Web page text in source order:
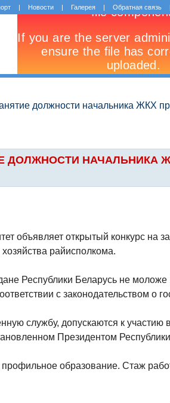
| Новости | Галерея | Обратная связь
должности начальника ЖКХ
ДОЛЖНОСТИ НАЧАЛЬНИКА
объявляет открытый конкурс на
райисполкома.
Республики Беларусь не
с законодательством о
службу, допускаются к участию
Президентом
образование. Стаж